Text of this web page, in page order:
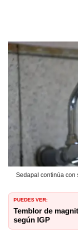
Sedapal continúa con
PUEDES VER:
Temblor de
según IGP